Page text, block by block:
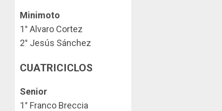
Minimoto
1° Alvaro Cortez⁣
2° Jesús Sánchez⁣
CUATRICICLOS
Senior
1° Franco Breccia⁣